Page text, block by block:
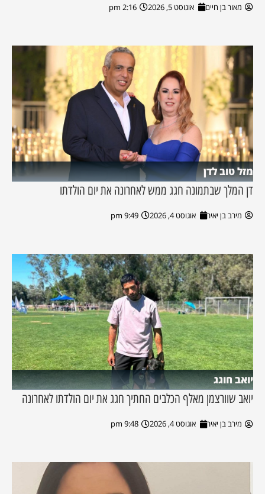
מאור בן חיים אוגוסט 5, 2026 2:16 pm
מזל טוב לדן
דן המלך שבתמונה חגג ממש לאחרונה את יום הולדתו
מירב בן יאיר אוגוסט 4, 2026 9:49 pm
יואב חוגג
יואב שוורצמן מאלף הכלבים החתיך חגג את יום הולדתו לאחרונה
מירב בן יאיר אוגוסט 4, 2026 9:48 pm